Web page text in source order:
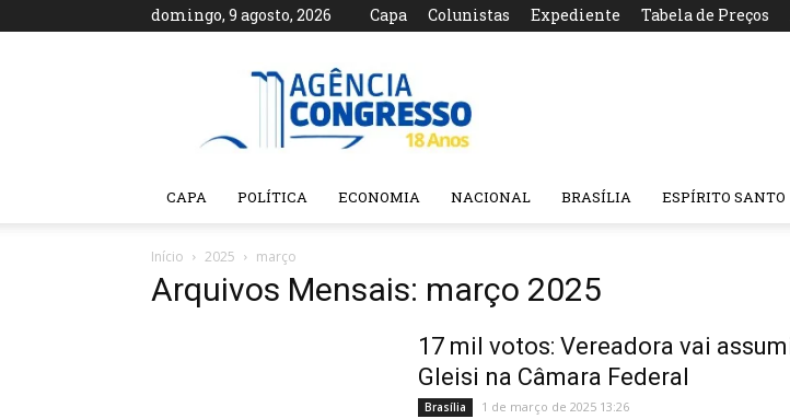
domingo, 9 agosto, 2026 Capa Colunistas Expediente Tabela de Preços
Agência
CAPA POLÍTICA ECONOMIA NACIONAL BRASÍLIA ESPÍRITO SANTO
Início 2025 março
Arquivos Mensais: março 2025
17 mil votos: Vereadora vai
Gleisi na Câmara Federal
Brasília 1 de março de 2025 13:26